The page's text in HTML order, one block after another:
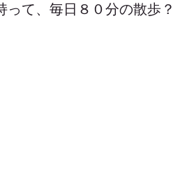
って、毎日８０分の散歩？